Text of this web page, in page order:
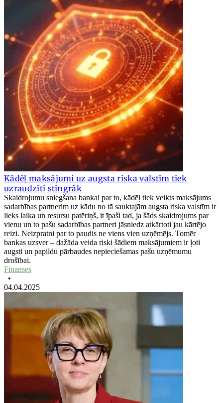
Kādēļ maksājumi uz augsta riska valstīm tiek
uzraudzīti stingrāk
Skaidrojumu sniegšana bankai par to, kādēļ tiek veikts maksājums
sadarbības partnerim uz kādu no tā sauktajām augsta riska valstīm ir
lieks laika un resursu patēriņš, it īpaši tad, ja šāds skaidrojums par
vienu un to pašu sadarbības partneri jāsniedz atkārtoti jau kārtējo
reizi. Neizpratni par to paudis ne viens vien uzņēmējs. Tomēr
bankas uzsver – dažāda veida riski šādiem maksājumiem ir ļoti
augsti un papildu pārbaudes nepieciešamas pašu uzņēmumu
drošībai.
Finanses
•
04.04.2025